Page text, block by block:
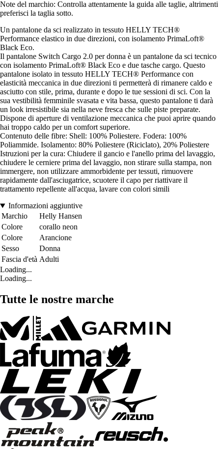
Note del marchio: Controlla attentamente la guida alle taglie, altrimenti
preferisci la taglia sotto.
Un pantalone da sci realizzato in tessuto HELLY TECH®
Performance elastico in due direzioni, con isolamento PrimaLoft®
Black Eco.
Il pantalone Switch Cargo 2.0 per donna è un pantalone da sci tecnico
con isolamento PrimaLoft® Black Eco e due tasche cargo. Questo
pantalone isolato in tessuto HELLY TECH® Performance con
elasticità meccanica in due direzioni ti permetterà di rimanere caldo e
asciutto con stile, prima, durante e dopo le tue sessioni di sci. Con la
sua vestibilità femminile svasata e vita bassa, questo pantalone ti darà
un look irresistibile sia nella neve fresca che sulle piste preparate.
Dispone di aperture di ventilazione meccanica che puoi aprire quando
hai troppo caldo per un comfort superiore.
Contenuto delle fibre: Shell: 100% Poliestere. Fodera: 100%
Poliammide. Isolamento: 80% Poliestere (Riciclato), 20% Poliestere
Istruzioni per la cura: Chiudere il gancio e l'anello prima del lavaggio,
chiudere le cerniere prima del lavaggio, non stirare sulla stampa, non
immergere, non utilizzare ammorbidente per tessuti, rimuovere
rapidamente dall'asciugatrice, scuotere il capo per riattivare il
trattamento repellente all'acqua, lavare con colori simili
Informazioni aggiuntive
Marchio
Helly Hansen
Colore
corallo neon
Colore
Arancione
Sesso
Donna
Fascia d'età Adulti
Loading...
Loading...
Tutte le nostre marche